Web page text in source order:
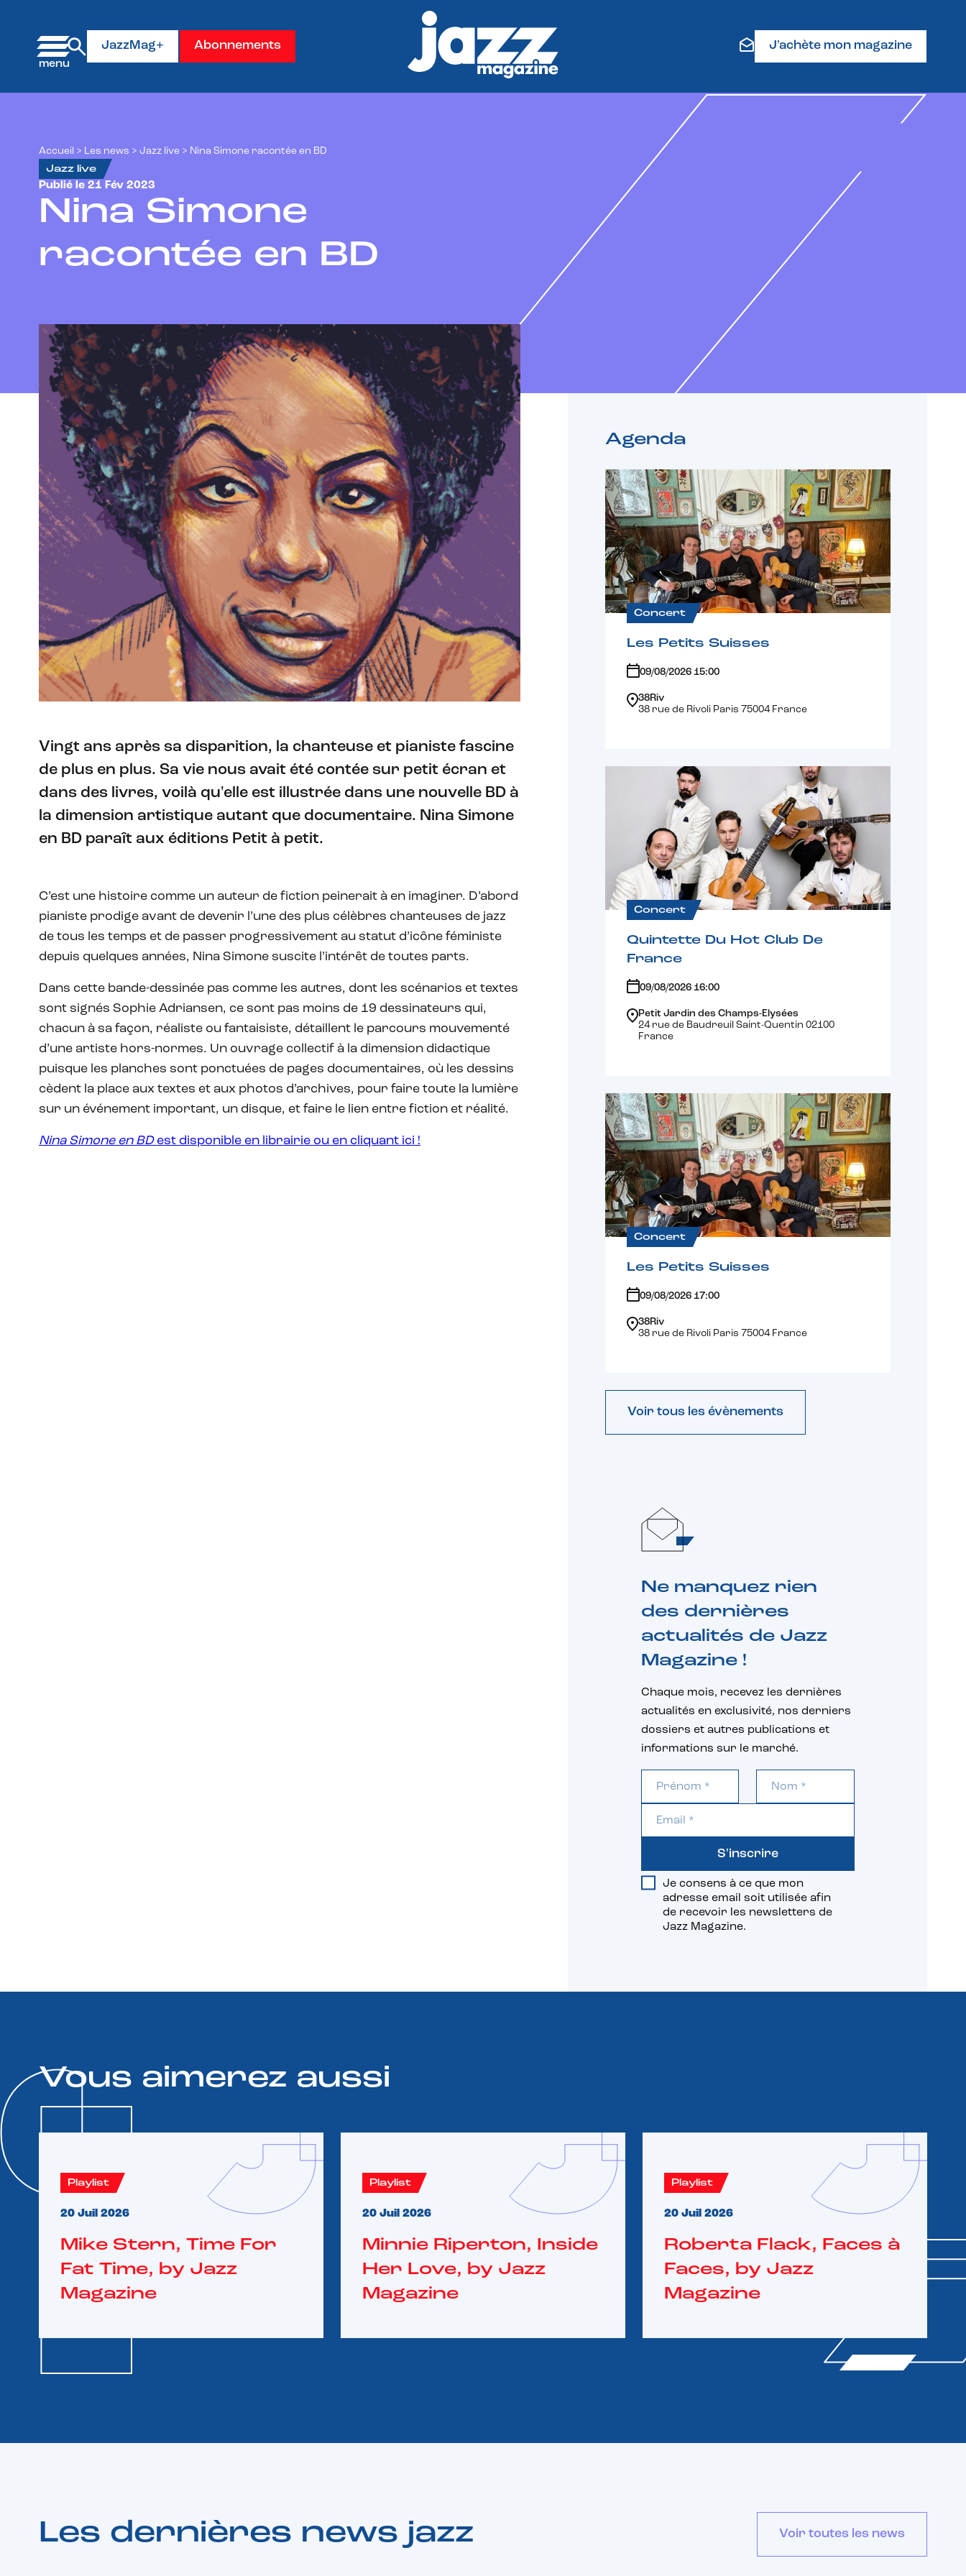
JazzMag+ Abonnements J'achète mon magazine
Accueil > Les news > Jazz live > Nina Simone racontée en BD
Jazz live
Publié le 21 Fév 2023
Nina Simone
racontée en BD
Vingt ans après sa disparition, la chanteuse et pianiste fascine
de plus en plus. Sa vie nous avait été contée sur petit écran et
dans des livres, voilà qu'elle est illustrée dans une nouvelle BD à
la dimension artistique autant que documentaire. Nina Simone
en BD paraît aux éditions Petit à petit.
C’est une histoire comme un auteur de fiction peinerait à en imaginer. D’abord
pianiste prodige avant de devenir l’une des plus célèbres chanteuses de jazz
de tous les temps et de passer progressivement au statut d’icône féministe
depuis quelques années, Nina Simone suscite l’intérêt de toutes parts.
Dans cette bande-dessinée pas comme les autres, dont les scénarios et textes
sont signés Sophie Adriansen, ce sont pas moins de 19 dessinateurs qui,
chacun à sa façon, réaliste ou fantaisiste, détaillent le parcours mouvementé
d’une artiste hors-normes. Un ouvrage collectif à la dimension didactique
puisque les planches sont ponctuées de pages documentaires, où les dessins
cèdent la place aux textes et aux photos d’archives, pour faire toute la lumière
sur un événement important, un disque, et faire le lien entre fiction et réalité.
Nina Simone en BD est disponible en librairie ou en cliquant ici !
Agenda
Concert
Les Petits Suisses
09/08/2026 15:00
38Riv
38 rue de Rivoli Paris 75004 France
Concert
Quintette Du Hot Club De
France
09/08/2026 16:00
Petit Jardin des Champs-Elysées
24 rue de Baudreuil Saint-Quentin 02100
France
Concert
Les Petits Suisses
09/08/2026 17:00
38Riv
38 rue de Rivoli Paris 75004 France
Voir tous les évènements
Ne manquez rien
des dernières
actualités de Jazz
Magazine !
Chaque mois, recevez les dernières
actualités en exclusivité, nos derniers
dossiers et autres publications et
informations sur le marché.
Je consens à ce que mon
adresse email soit utilisée afin
de recevoir les newsletters de
Jazz Magazine.
S'inscrire
Vous aimerez aussi
Playlist
20 Juil 2026
Mike Stern, Time For
Fat Time, by Jazz
Magazine
Playlist
20 Juil 2026
Minnie Riperton, Inside
Her Love, by Jazz
Magazine
Playlist
20 Juil 2026
Roberta Flack, Faces à
Faces, by Jazz
Magazine
Les dernières news jazz Voir toutes les news